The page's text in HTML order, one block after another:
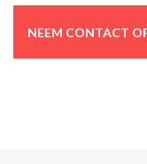
NEEM CONTACT